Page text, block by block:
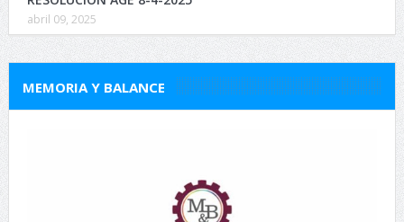
abril 09, 2025
MEMORIA Y BALANCE